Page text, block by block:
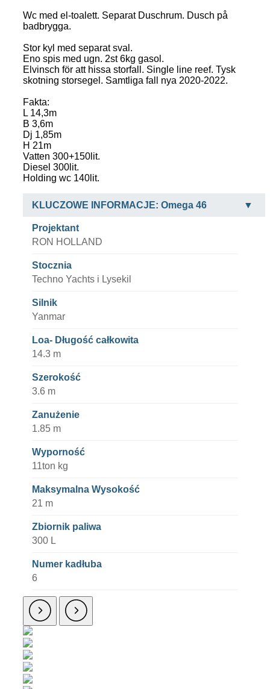
Wc med el-toalett. Separat Duschrum. Dusch på
badbrygga.
Stor kyl med separat sval.
Eno spis med ugn. 2st 6kg gasol.
Elvinsch för att hissa storfall. Single line reef. Tysk
skotning storsegel. Samtliga fall nya 2020-2022.
Fakta:
L 14,3m
B 3,6m
Dj 1,85m
H 21m
Vatten 300+150lit.
Diesel 300lit.
Holding wc 140lit.
KLUCZOWE INFORMACJE: Omega 46
Projektant
RON HOLLAND
Stocznia
Techno Yachts i Lysekil
Silnik
Yanmar
Loa- Długość całkowita
14.3 m
Szerokość
3.6 m
Zanużenie
1.85 m
Wyporność
11ton kg
Maksymalna Wysokość
21 m
Zbiornik paliwa
300 L
Numer kadłuba
6